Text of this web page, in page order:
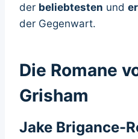
der beliebtesten und
der Gegenwart.
Die Romane
Grisham
Jake Brigance-